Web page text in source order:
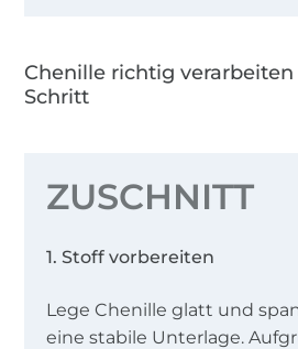
Chenille richtig
Schritt
ZUSCHNITT
1. Stoff vorbereiten
Lege Chenille glatt und
eine stabile Unterlage.